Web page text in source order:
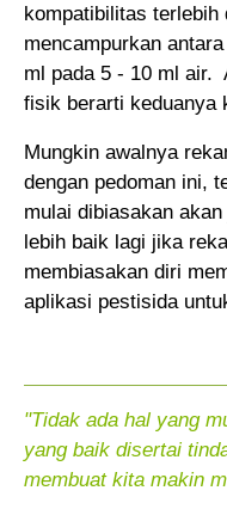
kompatibilitas terlebih
mencampurkan
ml pada 5 - 10 ml air.
fisik berarti keduanya
Mungkin awalnya
dengan pedoman ini,
mulai dibiasakan
lebih baik lagi jika
membiasakan diri
aplikasi pestisida
"Tidak ada hal yang
yang baik disertai
membuat kita makin